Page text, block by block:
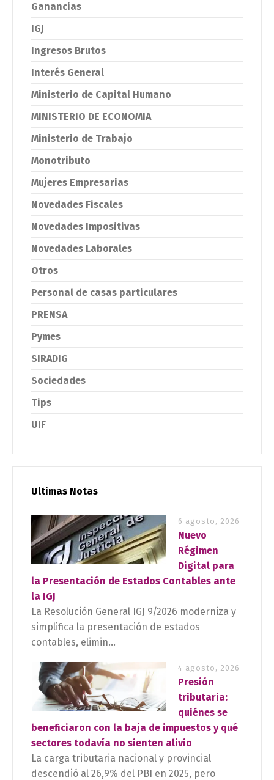
Ganancias
IGJ
Ingresos Brutos
Interés General
Ministerio de Capital Humano
MINISTERIO DE ECONOMIA
Ministerio de Trabajo
Monotributo
Mujeres Empresarias
Novedades Fiscales
Novedades Impositivas
Novedades Laborales
Otros
Personal de casas particulares
PRENSA
Pymes
SIRADIG
Sociedades
Tips
UIF
Ultimas Notas
6 agosto, 2026
Nuevo
Régimen
Digital para
la Presentación de Estados Contables ante
la IGJ
La Resolución General IGJ 9/2026 moderniza y
simplifica la presentación de estados
contables, elimin...
4 agosto, 2026
Presión
tributaria:
quiénes se
beneficiaron con la baja de impuestos y qué
sectores todavía no sienten alivio
La carga tributaria nacional y provincial
descendió al 26,9% del PBI en 2025, pero